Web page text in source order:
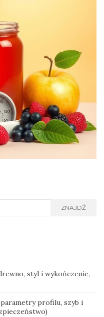
ZNAJDŹ
styl i wykończenie,
parametry profilu, szyb i